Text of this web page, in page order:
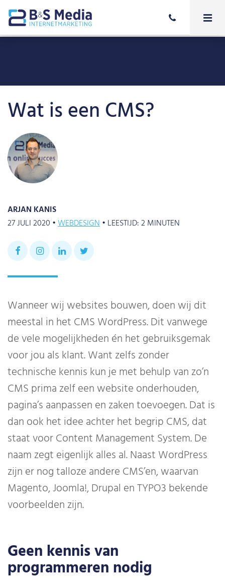
Wat is een CMS?
ARJAN KANIS
27 JULI 2020 •WEBDESIGN• LEESTIJD:2MINUTEN
Wanneer wij websites bouwen, doen wij dit
meestal in het CMS WordPress. Dit vanwege
de vele mogelijkheden én het gebruiksgemak
voor jou als klant. Want zelfs zonder
technische kennis kun je met behulp van zo’n
CMS prima zelf een website onderhouden,
pagina’s aanpassen en zaken toevoegen. Dat is
dan ook het idee achter het begrip CMS, dat
staat voor Content Management System. De
naam zegt eigenlijk alles al. Naast WordPress
zijn er nog talloze andere CMS’en, waarvan
Magento, Joomla!, Drupal en TYPO3 bekende
voorbeelden zijn.
Geen kennis van
programmeren nodig